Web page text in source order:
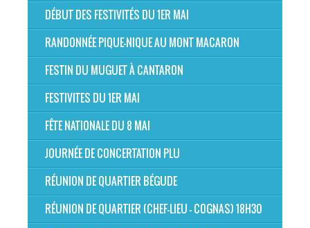
DÉBUT DES FESTIVITÉS DU 1ER MAI
RANDONNÉE PIQUE-NIQUE AU MONT MACARON
FESTIN DU MUGUET À CANTARON
FESTIVITES DU 1ER MAI
FÊTE NATIONALE DU 8 MAI
JOURNÉE DE CONCERTATION PLU
RÉUNION DE QUARTIER BÉGUDE
RÉUNION DE QUARTIER (CHEF-LIEU - COGNAS) 18H30